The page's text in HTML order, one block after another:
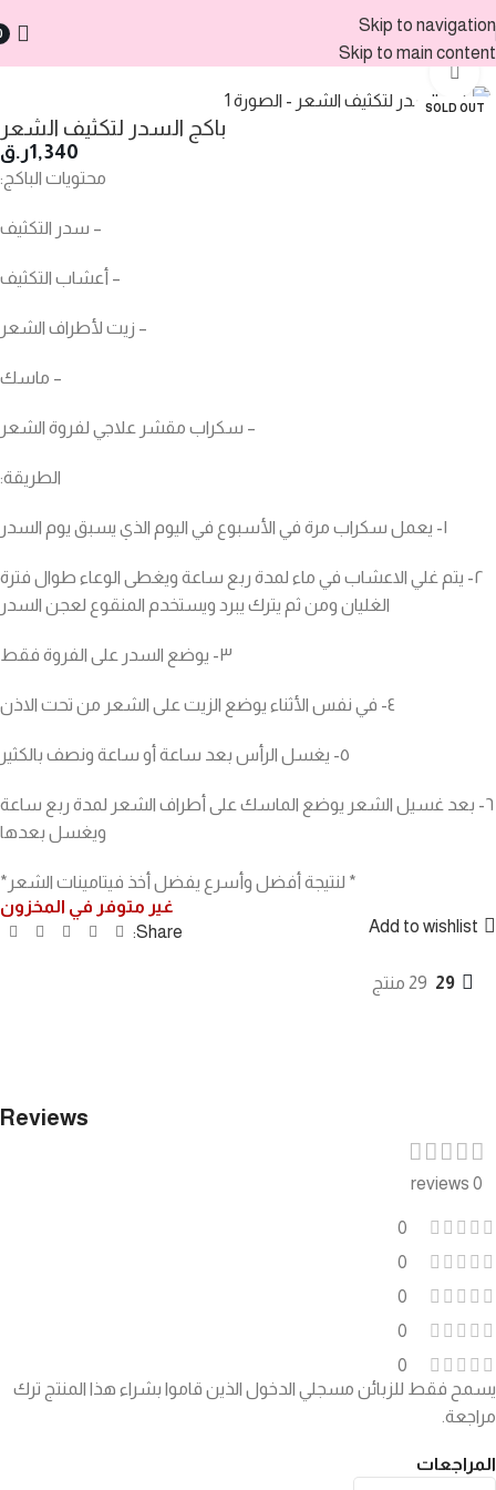
Skip to navigation
Skip to main content
الرئيسية منتجات العناية
SOLD OUT
Click to enlarge
باكج السدر لتكثيف الشعر
1,340ر.ق
محتويات الباكج:
– سدر التكثيف
– أعشاب التكثيف
– زيت لأطراف الشعر
– ماسك
– سكراب مقشر علاجي لفروة الشعر
الطريقة:
١- يعمل سكراب مرة في الأسبوع في اليوم الذي يسبق يوم السدر
٢- يتم غلي الاعشاب في ماء لمدة ربع ساعة ويغطى الوعاء طوال فترة
الغليان ومن ثم يترك يبرد ويستخدم المنقوع لعجن السدر
٣- يوضع السدر على الفروة فقط
٤- في نفس الأثناء يوضع الزيت على الشعر من تحت الاذن
٥- يغسل الرأس بعد ساعة أو ساعة ونصف بالكثير
٦- بعد غسيل الشعر يوضع الماسك على أطراف الشعر لمدة ربع ساعة
ويغسل بعدها
* لنتيجة أفضل وأسرع يفضل أخذ فيتامينات الشعر*
غير متوفر في المخزون
Add to wishlist
Share:
29 29 منتج
Reviews
0 reviews
0
0
0
0
0
المراجعات
يسمح فقط للزبائن مسجلي الدخول الذين قاموا بشراء هذا المنتج ترك
مراجعة.